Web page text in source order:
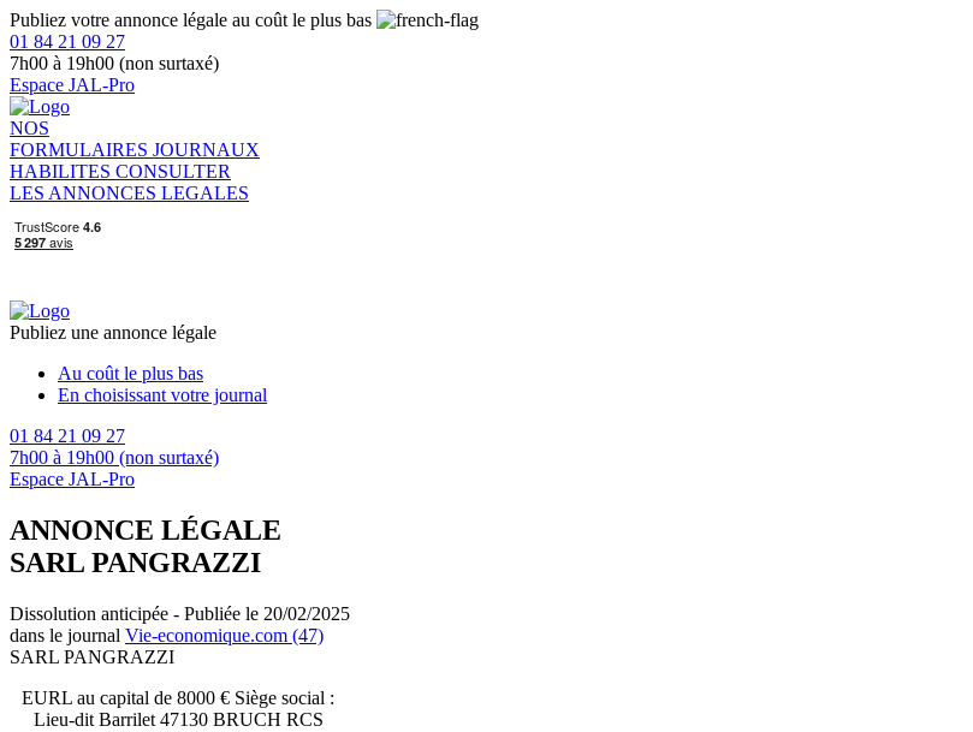
Publiez votre annonce légale au coût le plus bas
01 84 21 09 27
7h00 à 19h00 (non surtaxé)
Espace JAL-Pro
NOS
FORMULAIRES JOURNAUX
HABILITES CONSULTER
LES ANNONCES LEGALES
Publiez une annonce légale
Au coût le plus bas
En choisissant votre journal
01 84 21 09 27
7h00 à 19h00 (non surtaxé)
Espace JAL-Pro
ANNONCE LÉGALE
SARL PANGRAZZI
Dissolution anticipée - Publiée le 20/02/2025
dans le journal Vie-economique.com (47)
SARL PANGRAZZI
EURL au capital de 8000 € Siège social :
Lieu-dit Barrilet 47130 BRUCH RCS